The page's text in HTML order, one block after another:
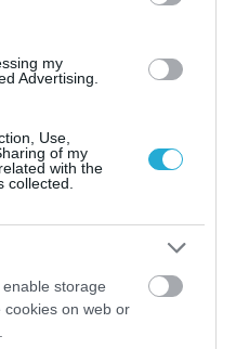
my
Advertising.
Use,
of my
with the
collected.
storage
cookies on web or
Πόσες θερμίδες έχει
προσέχετε τη διατροφή